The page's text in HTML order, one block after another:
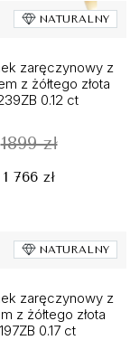
NATURALNY
zaręczynowy z
z żółtego złota
0.12 ct
1899 zł
1 766 zł
NATURALNY
zaręczynowy z
z żółtego złota
0.17 ct